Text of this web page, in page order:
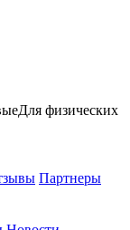
Для физических
Партнеры